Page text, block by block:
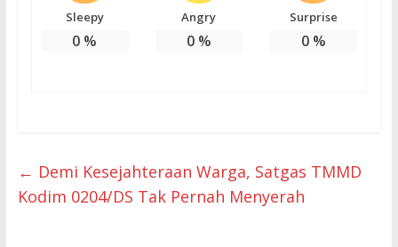
Sleepy
0 %
Angry
0%
Surprise
0%
← Demi Kesejahteraan Warga, Satgas TMMD
Kodim 0204/DS Tak Pernah Menyerah